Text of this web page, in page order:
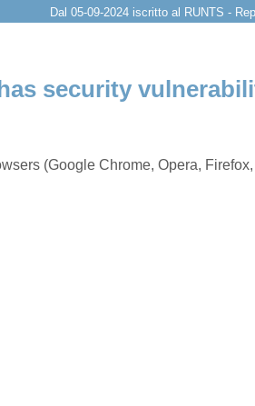
Dal 05-09-2024 iscritto al RUNTS -
security
(Google Chrome, Opera, Firefox,